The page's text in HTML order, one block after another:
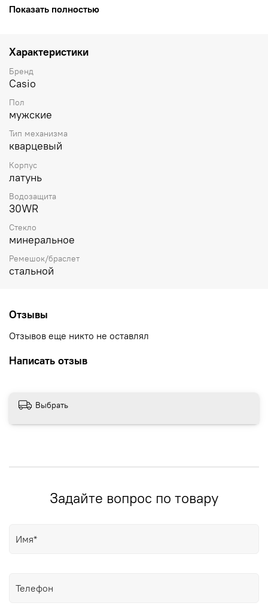
Показать полностью
Характеристики
Бренд
Casio
Пол
мужские
Тип механизма
кварцевый
Корпус
латунь
Водозащита
30WR
Стекло
минеральное
Ремешок/браслет
стальной
Отзывы
Отзывов еще никто не оставлял
Написать отзыв
Выбрать
Задайте вопрос по товару